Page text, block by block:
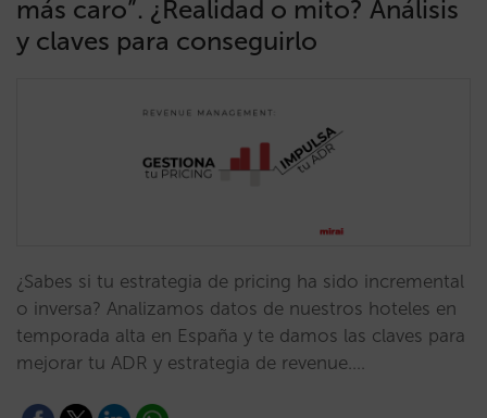
más caro”. ¿Realidad o mito? Análisis
y claves para conseguirlo
¿Sabes si tu estrategia de pricing ha sido incremental
o inversa? Analizamos datos de nuestros hoteles en
temporada alta en España y te damos las claves para
mejorar tu ADR y estrategia de revenue.…